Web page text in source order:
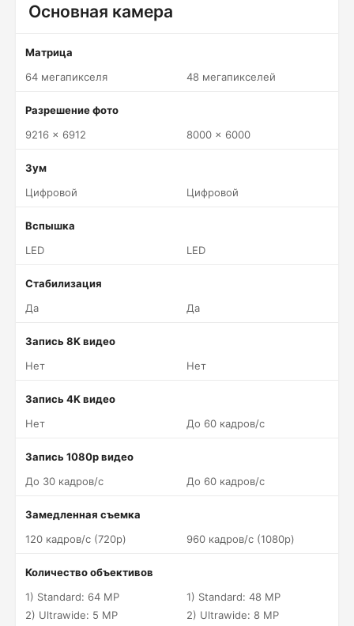
Основная камера
Матрица
64 мегапикселя
48 мегапикселей
Разрешение фото
9216 x 6912
8000 x 6000
Зум
Цифровой
Цифровой
Вспышка
LED
LED
Стабилизация
Да
Да
Запись 8K видео
Нет
Нет
Запись 4K видео
Нет
До 60 кадров/c
Запись 1080p видео
До 30 кадров/c
До 60 кадров/c
Замедленная съемка
120 кадров/c (720p)
960 кадров/c (1080p)
Количество объективов
1) Standard: 64 MP
2) Ultrawide: 5 MP
1) Standard: 48 MP
2) Ultrawide: 8 MP